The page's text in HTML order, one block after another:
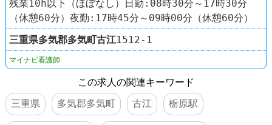
残業10h以下（ほぼなし）日勤:08時30分～17時30分
（休憩60分）夜勤:17時45分～09時00分（休憩60分）
三重県多気郡多気町古江1512-1
マイナビ看護師
この求人の関連キーワード
三重県
多気郡多気町 古江 栃原駅